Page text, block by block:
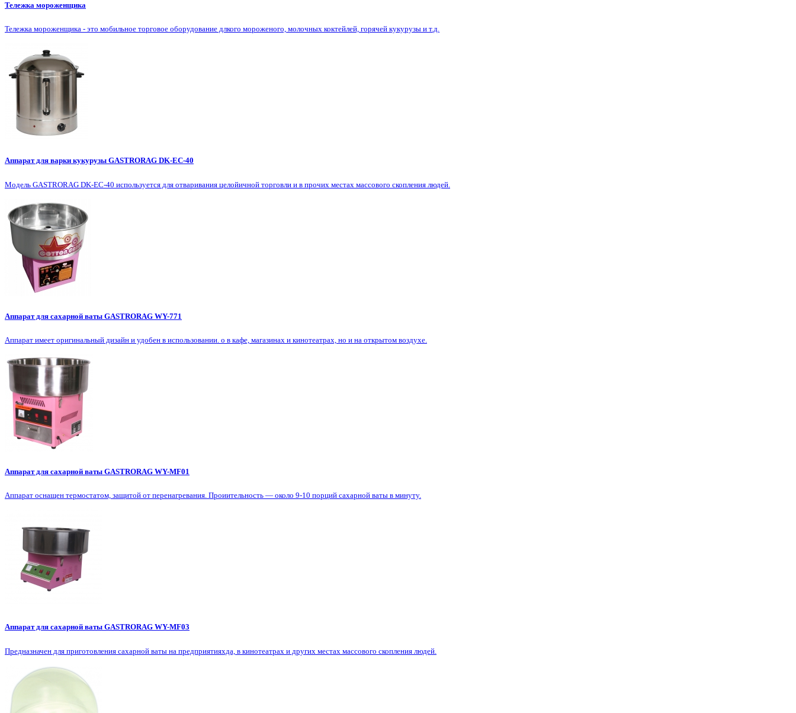
Тележка мороженщика
Тележка мороженщика - это мобильное торговое оборудование длкого мороженого, молочных коктейлей, горячей кукурузы и т.д.
Аппарат для варки кукурузы GASTRORAG DK-EC-40
Модель GASTRORAG DK-EC-40 используется для отваривания целойичной торговли и в прочих местах массового скопления людей.
Аппарат для сахарной ваты GASTRORAG WY-771
Аппарат имеет оригинальный дизайн и удобен в использовании. о в кафе, магазинах и кинотеатрах, но и на открытом воздухе.
Аппарат для сахарной ваты GASTRORAG WY-MF01
Аппарат оснащен термостатом, защитой от перенагревания. Проиительность — около 9-10 порций сахарной ваты в минуту.
Аппарат для сахарной ваты GASTRORAG WY-MF03
Предназначен для приготовления сахарной ваты на предприятияхда, в кинотеатрах и других местах массового скопления людей.